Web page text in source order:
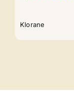
Klorane